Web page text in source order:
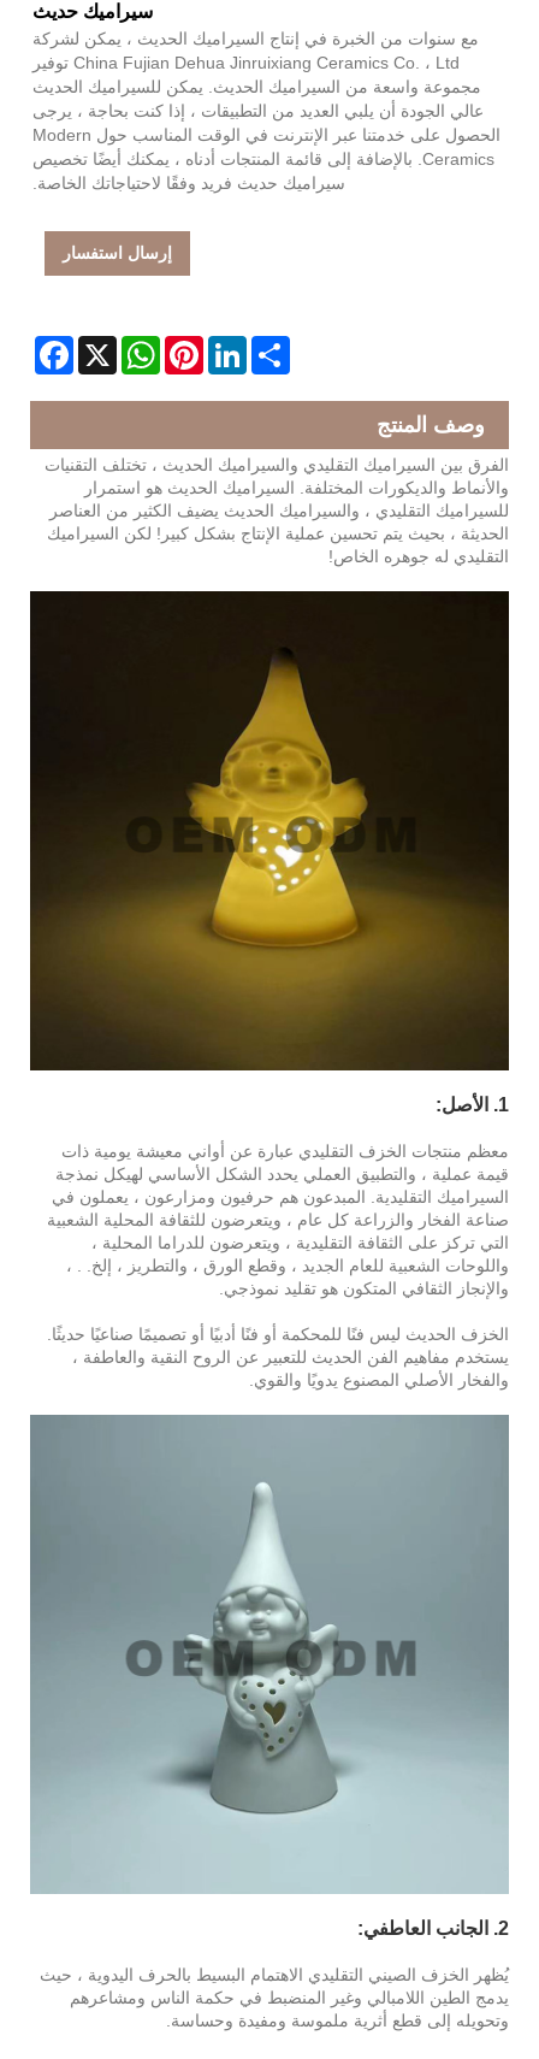
سيراميك حديث
مع سنوات من الخبرة في إنتاج السيراميك الحديث ، يمكن لشركة
China Fujian Dehua Jinruixiang Ceramics Co. ، Ltd توفير
مجموعة واسعة من السيراميك الحديث. يمكن للسيراميك الحديث
عالي الجودة أن يلبي العديد من التطبيقات ، إذا كنت بحاجة ، يرجى
الحصول على خدمتنا عبر الإنترنت في الوقت المناسب حول Modern
Ceramics. بالإضافة إلى قائمة المنتجات أدناه ، يمكنك أيضًا تخصيص
سيراميك حديث فريد وفقًا لاحتياجاتك الخاصة.
إرسال استفسار
X
WhatsAppPinterestLinkedInShare
وصف المنتج
الفرق بين السيراميك التقليدي والسيراميك الحديث ، تختلف التقنيات
والأنماط والديكورات المختلفة. السيراميك الحديث هو استمرار
للسيراميك التقليدي ، والسيراميك الحديث يضيف الكثير من العناصر
الحديثة ، بحيث يتم تحسين عملية الإنتاج بشكل كبير! لكن السيراميك
التقليدي له جوهره الخاص!
1. الأصل:
معظم منتجات الخزف التقليدي عبارة عن أواني معيشة يومية ذات
قيمة عملية ، والتطبيق العملي يحدد الشكل الأساسي لهيكل نمذجة
السيراميك التقليدية. المبدعون هم حرفيون ومزارعون ، يعملون في
صناعة الفخار والزراعة كل عام ، ويتعرضون للثقافة المحلية الشعبية
التي تركز على الثقافة التقليدية ، ويتعرضون للدراما المحلية ،
واللوحات الشعبية للعام الجديد ، وقطع الورق ، والتطريز ، إلخ. . ،
والإنجاز الثقافي المتكون هو تقليد نموذجي.
الخزف الحديث ليس فنًا للمحكمة أو فنًا أدبيًا أو تصميمًا صناعيًا حديثًا.
يستخدم مفاهيم الفن الحديث للتعبير عن الروح النقية والعاطفة ،
والفخار الأصلي المصنوع يدويًا والقوي.
2. الجانب العاطفي:
يُظهر الخزف الصيني التقليدي الاهتمام البسيط بالحرف اليدوية ، حيث
يدمج الطين اللامبالي وغير المنضبط في حكمة الناس ومشاعرهم
وتحويله إلى قطع أثرية ملموسة ومفيدة وحساسة.